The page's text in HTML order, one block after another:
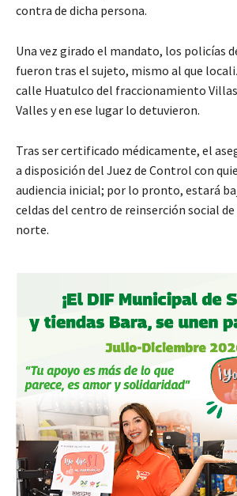
contra de dicha persona.
Una vez girado el mandato, los policías
fueron tras el sujeto, mismo al que
calle Huatulco del fraccionamiento Villas
Valles y en ese lugar lo detuvieron.
Tras ser certificado médicamente, el
a disposición del Juez de Control con
audiencia inicial; por lo pronto, estará
celdas del centro de reinserción social
norte.